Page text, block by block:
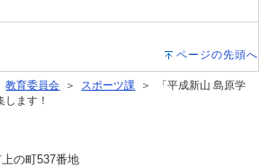
ページの先頭へ
教育委員会 ＞ スポーツ課 ＞ 「平成新山 島原学
ます！
の町537番地